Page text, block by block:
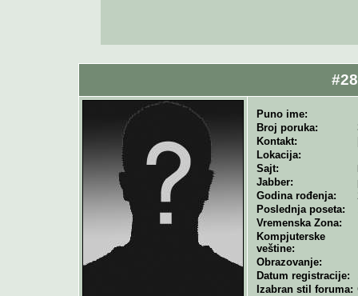
Puno ime:
Broj poruka:
Kontakt:
Lokacija:
Sajt:
Jabber:
Godina rođenja:
Poslednja poseta:
Vremenska Zona:
Kompjuterske
veštine:
Obrazovanje:
Datum registracije:
Izabran stil foruma: